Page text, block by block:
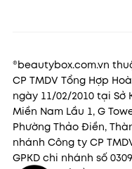
®beautybox.com.vn
CP TMDV Tổng Hợp
ngày 11/02/2010 tại Sở
Miền Nam Lầu 1, G
Phường Thảo Điền,
nhánh Công ty CP
GPKD chi nhánh số